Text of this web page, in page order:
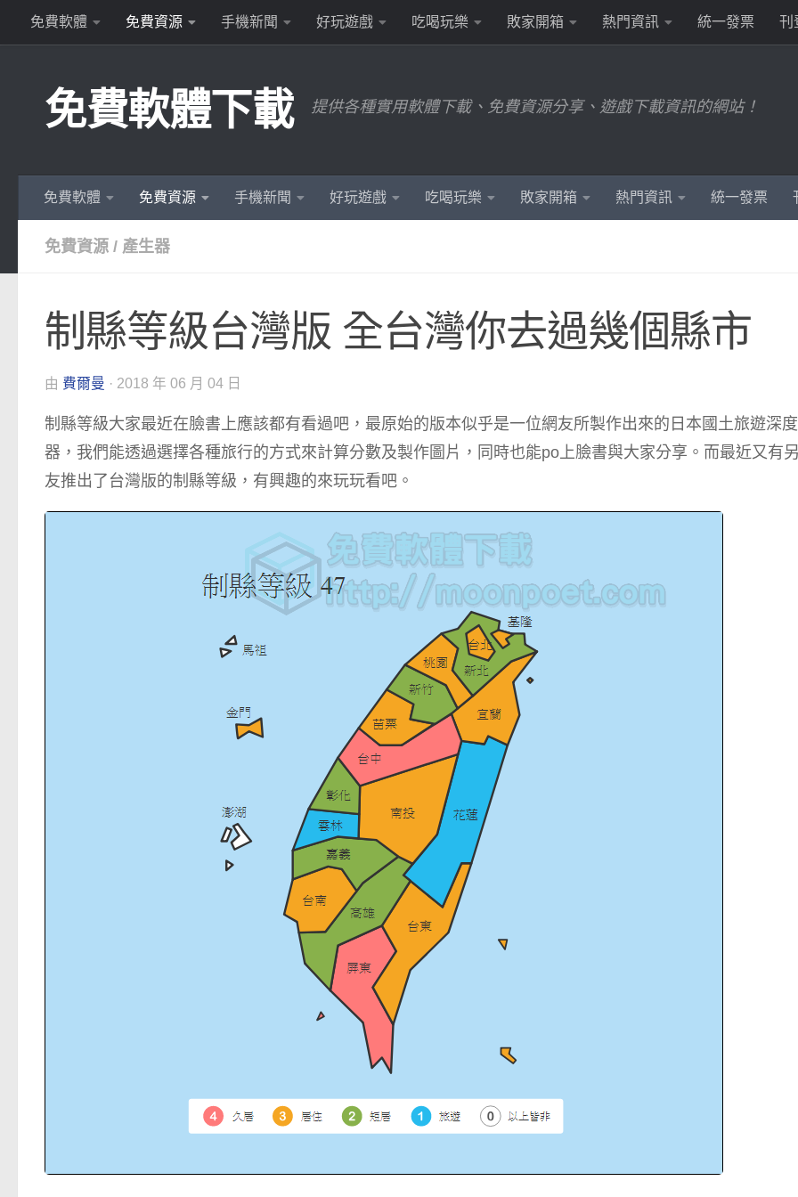
Skip to content
免費軟體 免費資源 手機新聞 好玩遊戲 吃喝玩樂 敗家開箱 熱門資訊 統一發票 刊
免費軟體下載 提供各種實用軟體下載、免費資源分享、遊戲下載資訊的網站！
免費軟體 免費資源 手機新聞 好玩遊戲 吃喝玩樂 敗家開箱 熱門資訊 統一發票
免費資源 / 產生器
制縣等級台灣版 全台灣你去過幾個縣市
由 費爾曼 · 2018 年 06 月 04 日
制縣等級大家最近在臉書上應該都有看過吧，最原始的版本似乎是一位網友所製作出來的日本國土旅遊深
器，我們能透過選擇各種旅行的方式來計算分數及製作圖片，同時也能po上臉書與大家分享。而最近又有
友推出了台灣版的制縣等級，有興趣的來玩玩看吧。